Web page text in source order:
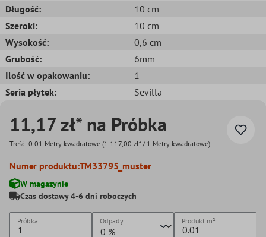
Długość:
10 cm
Szeroki:
10 cm
Wysokość:
0,6 cm
Grubość:
6mm
Ilość w opakowaniu:
1
Seria płytek:
Sevilla
11,17 zł* na Próbka
Treść: 0.01 Metry kwadratowe (1 117,00 zł* / 1 Metry kwadratowe)
Numer produktu:TM33795_muster
W magazynie
Czas dostawy 4-6 dni roboczych
Próbka Odpady Produkt m²